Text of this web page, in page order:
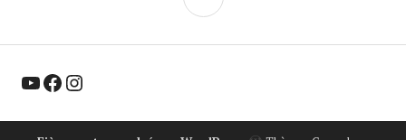
YouTube Facebook Instagram